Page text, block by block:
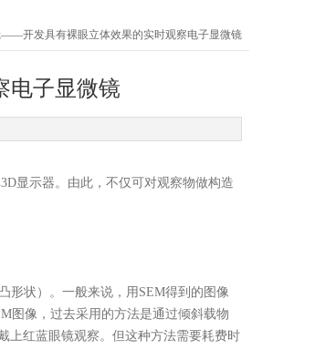
开发具有裸眼立体效果的实时观察电子显微镜
子显微镜
显示器。由此，不仅可对观察物做构造
形状）。一般来说，用SEM得到的图像
图像，过去采用的方法是通过倾斜载物
上红蓝眼镜观察。但这种方法需要耗费时